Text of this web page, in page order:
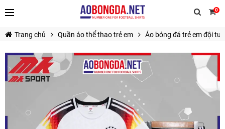
0
TIẾP TỤC MUA HÀNG
Trang chủ Quần áo thể thao trẻ em Áo bóng đá trẻ em đội